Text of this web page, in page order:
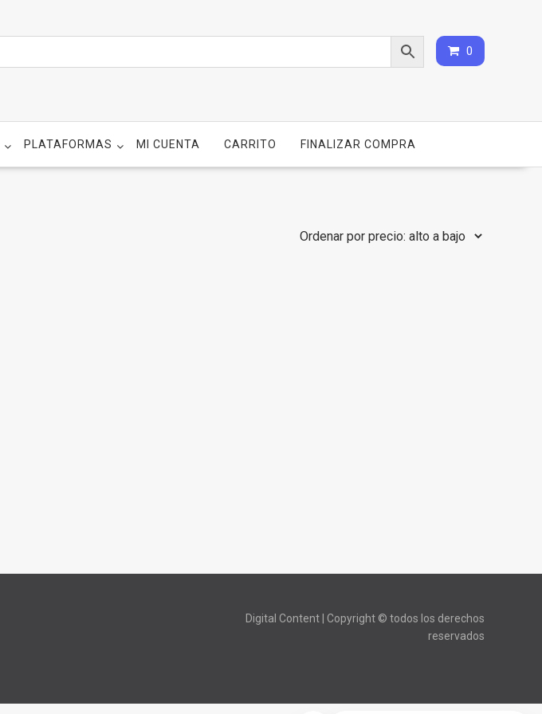
0
PLATAFORMAS MI CUENTA CARRITO FINALIZAR COMPRA
Digital Content | Copyright © todos los derechos
reservados